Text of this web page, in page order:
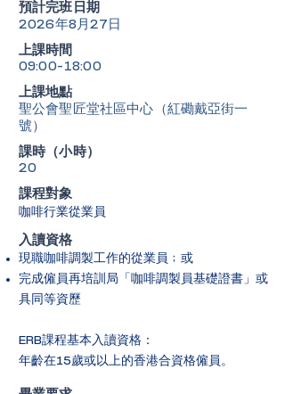
​預計完班日期
2026年8月27日
上課時間
09:00-18:00
上課地點
聖公會聖匠堂社區中心（紅磡戴亞街一
號）
課時（小時）
20
課程對象
咖啡行業從業員
入讀資格
現職咖啡調製工作的從業員﹔或
完成僱員再培訓局「咖啡調製員基礎證書」或
具同等資歷
ERB課程基本入讀資格：
年齡在15歲或以上的香港合資格僱員。